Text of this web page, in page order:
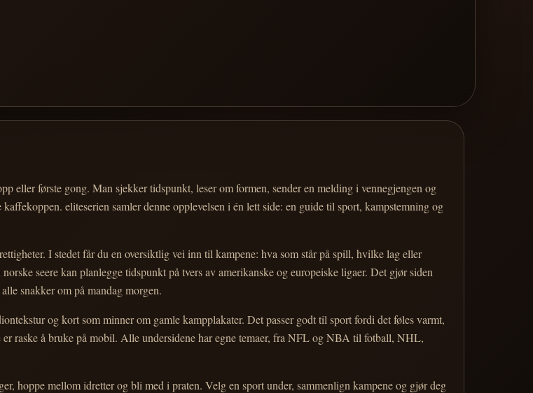
eller første gong. Man sjekker tidspunkt, leser om formen, sender en melding i vennegjengen og
eliteserien samler denne opplevelsen i én lett side: en guide til sport, kampstemning og
I stedet får du en oversiktlig vei inn til kampene: hva som står på spill, hvilke lag eller
seere kan planlegge tidspunkt på tvers av amerikanske og europeiske ligaer. Det gjør siden
snakker om på mandag morgen.
og kort som minner om gamle kampplakater. Det passer godt til sport fordi det føles varmt,
raske å bruke på mobil. Alle undersidene har egne temaer, fra NFL og NBA til fotball, NHL,
hoppe mellom idretter og bli med i praten. Velg en sport under, sammenlign kampene og gjør deg